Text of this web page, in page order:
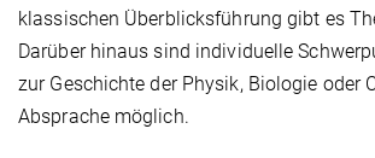
klassischen Überblicksführung gibt es
Darüber hinaus sind individuelle
zur Geschichte der Physik, Biologie oder
Absprache möglich.